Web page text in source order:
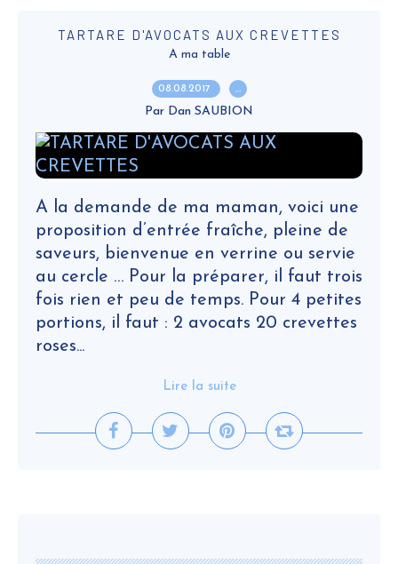
TARTARE D'AVOCATS AUX CREVETTES
A ma table
08.08.2017 …
Par Dan SAUBION
A la demande de ma maman, voici une
proposition d’entrée fraîche, pleine de
saveurs, bienvenue en verrine ou servie
au cercle … Pour la préparer, il faut trois
fois rien et peu de temps. Pour 4 petites
portions, il faut : 2 avocats 20 crevettes
roses...
Lire la suite